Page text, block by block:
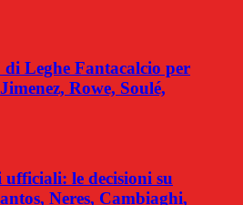
di Leghe Fantacalcio per
Rowe, Soulé,
le decisioni su
Neres, Cambiaghi,